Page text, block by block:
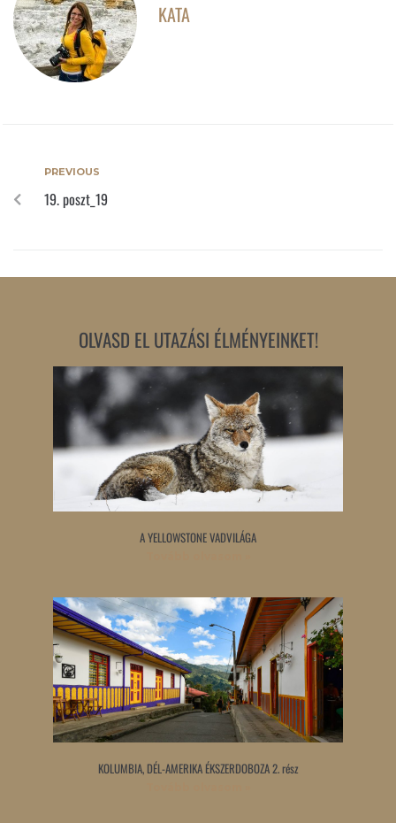
KATA
PREVIOUS
19. poszt_19
OLVASD EL UTAZÁSI ÉLMÉNYEINKET!
A YELLOWSTONE VADVILÁGA
KOLUMBIA, DÉL-AMERIKA ÉKSZERDOBOZA 2. rész